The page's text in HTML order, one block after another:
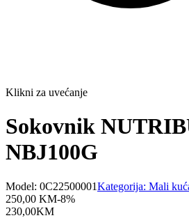
Klikni za uvećanje
Sokovnik
NBJ100G
Model: 0C22500001Kategorija: Mali
250,00 KM-8%
230,00KM